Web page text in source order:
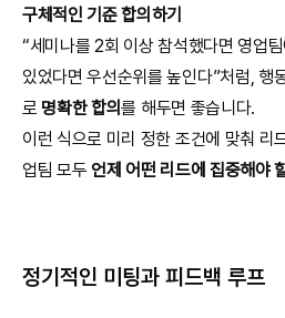
구체적인 기준 합의하기
“세미나를 2회 이상 참석했다면 영업
있었다면 우선순위를 높인다”처럼, 행
로 명확한 합의를 해두면 좋습니다.
이런 식으로 미리 정한 조건에 맞춰 리
업팀 모두 언제 어떤 리드에 집중해야
정기적인 미팅과 피드백 루프